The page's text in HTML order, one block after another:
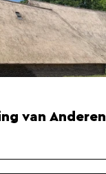
van Anderen